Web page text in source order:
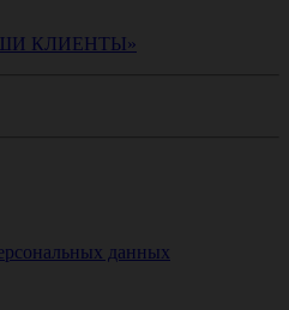
КЛИЕНТЫ»
данных